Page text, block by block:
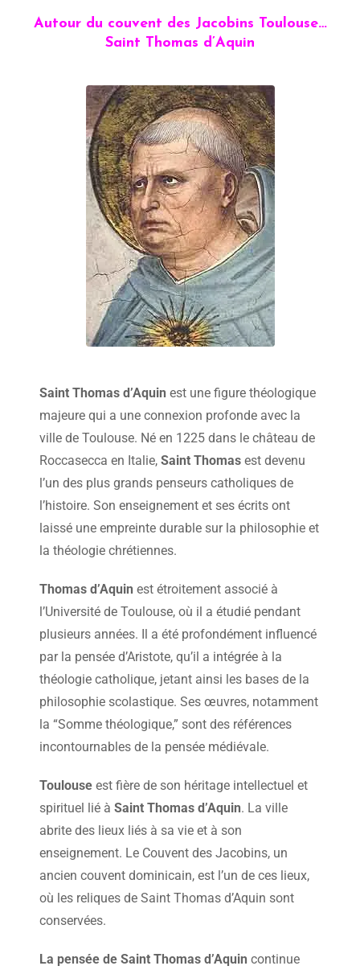
Autour du couvent des Jacobins Toulouse…
Saint Thomas d’Aquin
Saint Thomas d’Aquin est une figure théologique
majeure qui a une connexion profonde avec la
ville de Toulouse. Né en 1225 dans le château de
Roccasecca en Italie, Saint Thomas est devenu
l’un des plus grands penseurs catholiques de
l’histoire. Son enseignement et ses écrits ont
laissé une empreinte durable sur la philosophie et
la théologie chrétiennes.
Thomas d’Aquin est étroitement associé à
l’Université de Toulouse, où il a étudié pendant
plusieurs années. Il a été profondément influencé
par la pensée d’Aristote, qu’il a intégrée à la
théologie catholique, jetant ainsi les bases de la
philosophie scolastique. Ses œuvres, notamment
la “Somme théologique,” sont des références
incontournables de la pensée médiévale.
Toulouse est fière de son héritage intellectuel et
spirituel lié à Saint Thomas d’Aquin. La ville
abrite des lieux liés à sa vie et à son
enseignement. Le Couvent des Jacobins, un
ancien couvent dominicain, est l’un de ces lieux,
où les reliques de Saint Thomas d’Aquin sont
conservées.
La pensée de Saint Thomas d’Aquin continue